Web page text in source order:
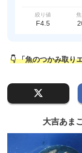
絞り値
F4.5
👇 「魚のつかみ取り
大吉あま